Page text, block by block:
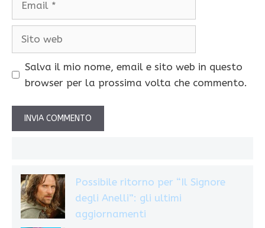
Salva il mio nome, email e sito web in questo
browser per la prossima volta che commento.
Possibile ritorno per “Il Signore
degli Anelli”: gli ultimi
aggiornamenti